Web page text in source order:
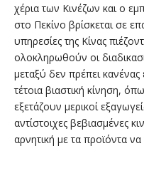
χέρια των Κινέζων και ο
στο Πεκίνο βρίσκεται σε
υπηρεσίες της Κίνας
ολοκληρωθούν οι
μεταξύ δεν πρέπει
τέτοια βιαστική κίνηση,
εξετάζουν μερικοί
αντίστοιχες βεβιασμένες
αρνητική με τα προϊόντα να